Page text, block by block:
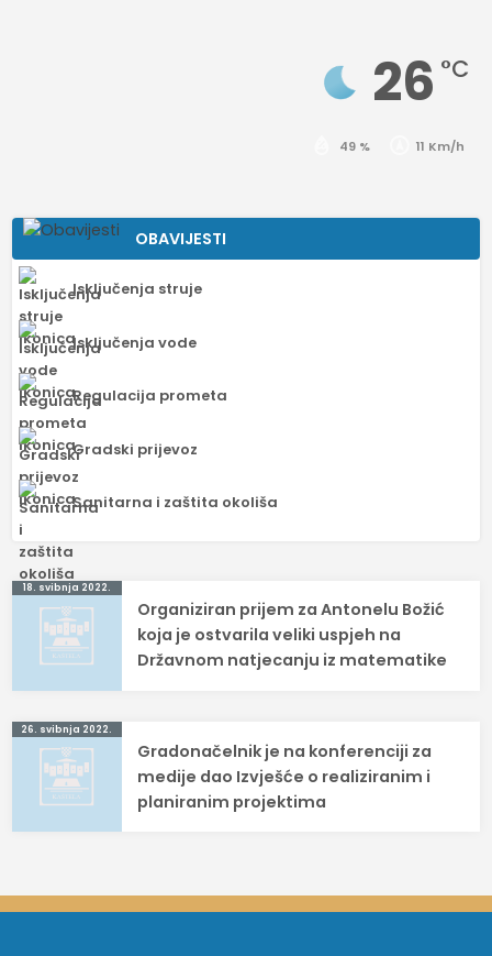
26 °C
49 % 11 Km/h
OBAVIJESTI
Isključenja struje
Isključenja vode
Regulacija prometa
Gradski prijevoz
Sanitarna i zaštita okoliša
Navigacija
objava
18. svibnja 2022.
Organiziran prijem za Antonelu Božić
koja je ostvarila veliki uspjeh na
Državnom natjecanju iz matematike
26. svibnja 2022.
Gradonačelnik je na konferenciji za
medije dao Izvješće o realiziranim i
planiranim projektima